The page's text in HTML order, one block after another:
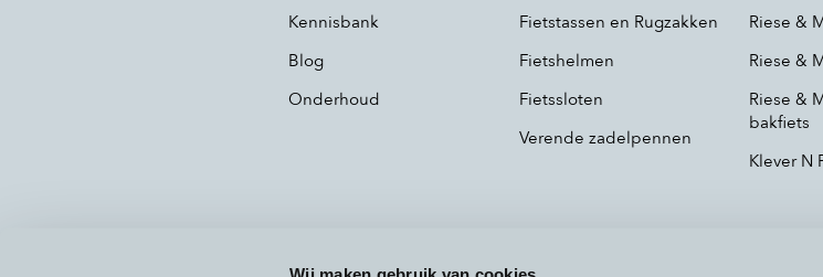
Kennisbank
Blog
Onderhoud
Fietstassen en Rugzakken
Fietshelmen
Fietssloten
Verende zadelpennen
Riese &
Riese &
Riese &
bakfiets
Klever N